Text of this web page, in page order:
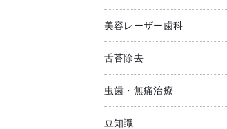
美容レーザー歯科
舌苔除去
虫歯・無痛治療
豆知識